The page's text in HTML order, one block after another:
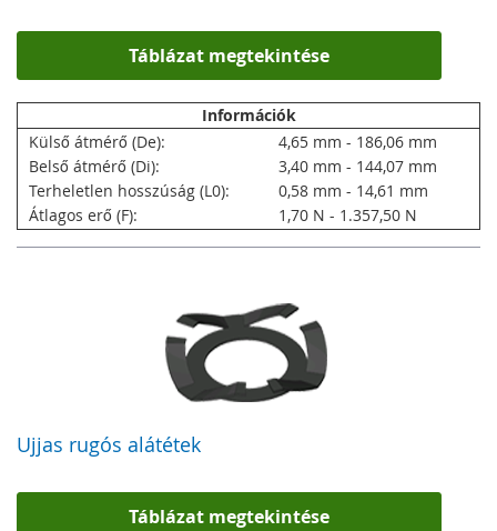
Táblázat megtekintése
Információk
Külső átmérő (De):
4,65 mm - 186,06 mm
Belső átmérő (Di):
3,40 mm - 144,07 mm
Terheletlen hosszúság (L0):
0,58 mm - 14,61 mm
Átlagos erő (F):
1,70 N - 1.357,50 N
Ujjas rugós alátétek
Táblázat megtekintése